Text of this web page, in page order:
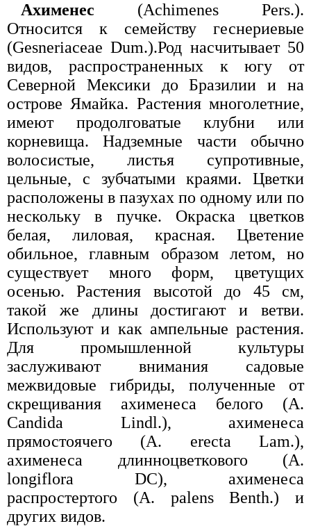
Ахименес (Achimenes Pers.).
Относится к семейству геснериевые
(Gesneriaceae Dum.).Род насчитывает 50
видов, распространенных к югу от
Северной Мексики до Бразилии и на
острове Ямайка. Растения многолетние,
имеют продолговатые клубни или
корневища. Надземные части обычно
волосистые, листья супротивные,
цельные, с зубчатыми краями. Цветки
расположены в пазухах по одному или по
нескольку в пучке. Окраска цветков
белая, лиловая, красная. Цветение
обильное, главным образом летом, но
существует много форм, цветущих
осенью. Растения высотой до 45 см,
такой же длины достигают и ветви.
Используют и как ампельные растения.
Для промышленной культуры
заслуживают внимания садовые
межвидовые гибриды, полученные от
скрещивания ахименеса белого (A.
Candida Lindl.), ахименеса
прямостоячего (A. erecta Lam.),
ахименеса длинноцветкового (A.
longiflora DC), ахименеса
распростертого (A. palens Benth.) и
других видов.